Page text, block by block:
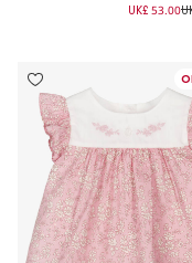
UK£ 53.00